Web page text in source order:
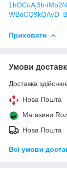
1hOCuAj3h-
Приховати
Умови
Доставка
Нова Пошта
Магазини
Нова Пошта
Всі умови